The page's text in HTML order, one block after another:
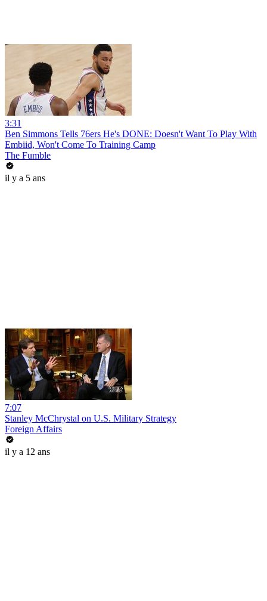
3:31
Ben Simmons Tells 76ers He's DONE: Doesn't Want To Play With
Embiid, Won't Come To Training Camp
The Fumble
il y a 5 ans
7:07
Stanley McChrystal on U.S. Military Strategy
Foreign Affairs
il y a 12 ans